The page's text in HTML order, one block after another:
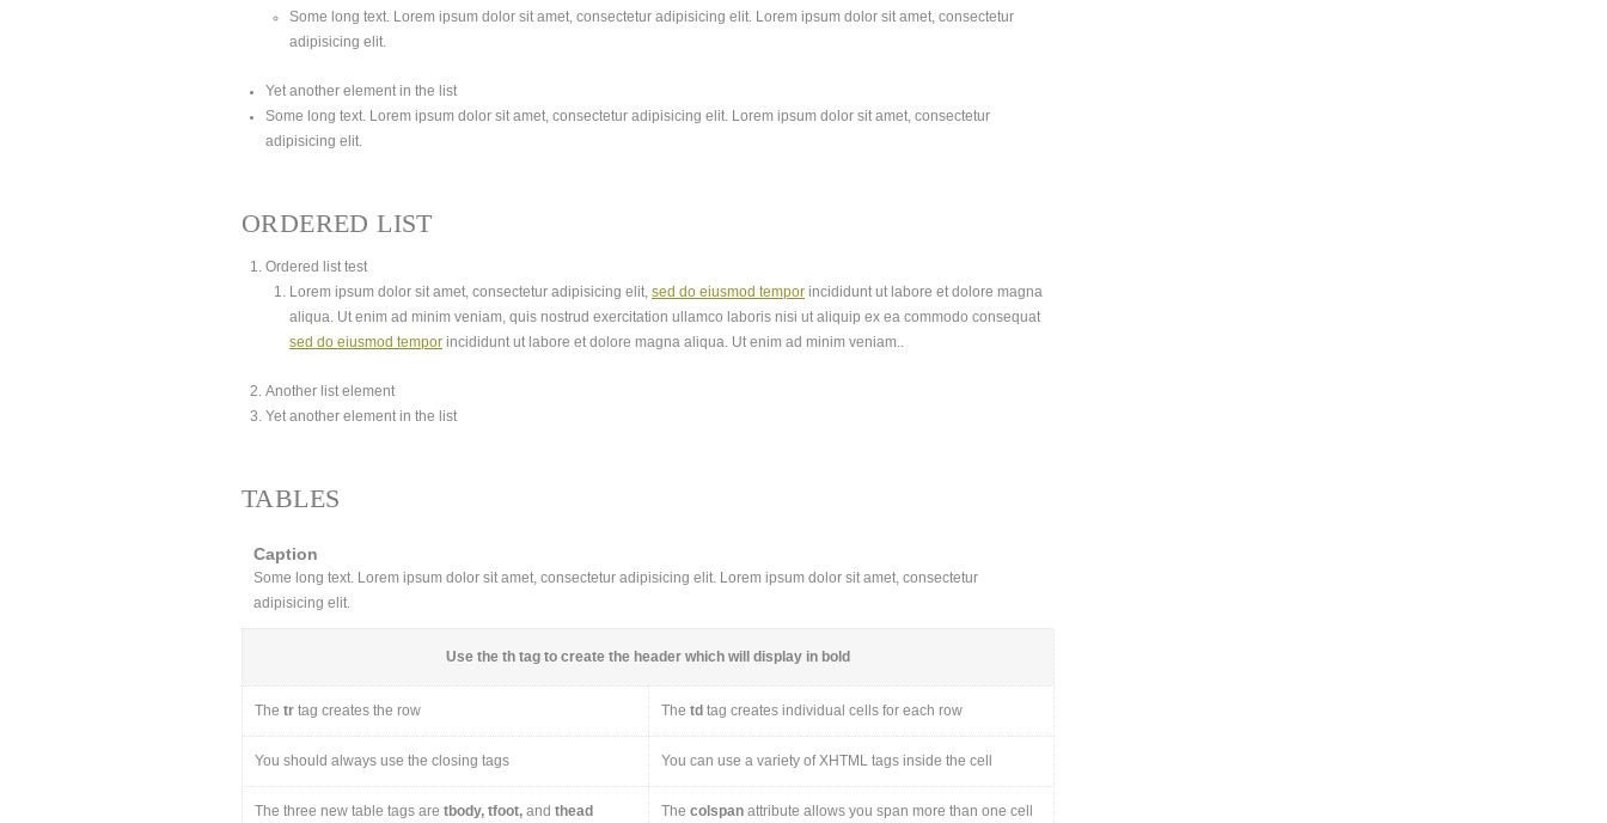
Some long text. Lorem ipsum dolor sit amet, consectetur adipisicing elit. Lorem ipsum dolor sit amet, consectetur
adipisicing elit.
Yet another element in the list
Some long text. Lorem ipsum dolor sit amet, consectetur adipisicing elit. Lorem ipsum dolor sit amet, consectetur
adipisicing elit.
ORDERED LIST
Ordered list test
Lorem ipsum dolor sit amet, consectetur adipisicing elit, sed do eiusmod tempor incididunt ut labore et dolore magna
aliqua. Ut enim ad minim veniam, quis nostrud exercitation ullamco laboris nisi ut aliquip ex ea commodo consequat
sed do eiusmod tempor incididunt ut labore et dolore magna aliqua. Ut enim ad minim veniam..
Another list element
Yet another element in the list
TABLES
Caption
Some long text. Lorem ipsum dolor sit amet, consectetur adipisicing elit. Lorem ipsum dolor sit amet, consectetur
adipisicing elit.
Use the th tag to create the header which will display in bold
The tr tag creates the row The td tag creates individual cells for each row
You should always use the closing tags You can use a variety of XHTML tags inside the cell
The three new table tags are tbody, tfoot, and thead The colspan attribute allows you span more than one cell